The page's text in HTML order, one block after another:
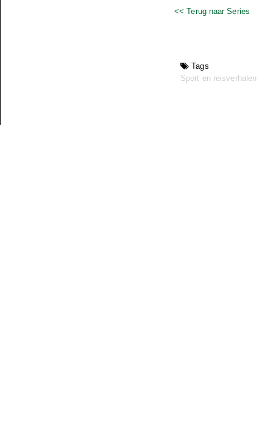
<< Terug naar Series
Tags
Sport en reisverhalen